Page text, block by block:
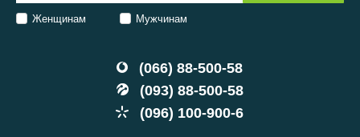
(066) 88-500-58
(093) 88-500-58
(096) 100-900-6
Женщинам Мужчинам